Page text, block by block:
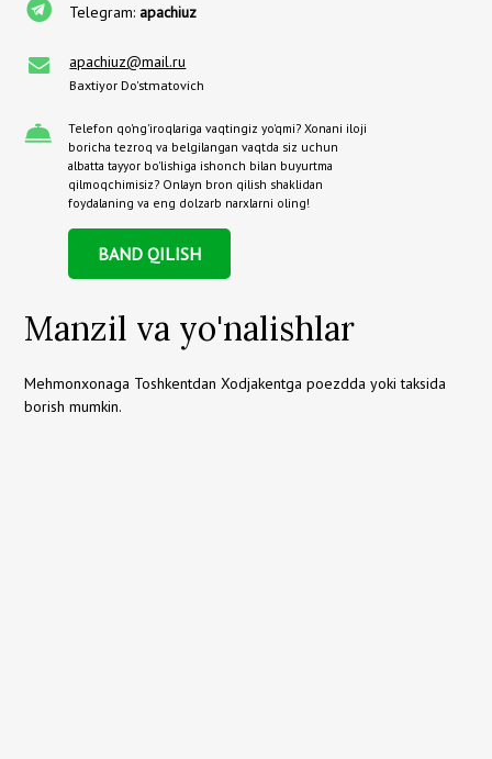
Telegram:apachiuz
apachiuz@mail.ru
Baxtiyor Do'stmatovich
Telefon qo'ng'iroqlariga vaqtingiz yo'qmi? Xonani iloji
boricha tezroq va belgilangan vaqtda siz uchun
albatta tayyor bo'lishiga ishonch bilan buyurtma
qilmoqchimisiz? Onlayn bron qilish shaklidan
foydalaning va eng dolzarb narxlarni oling!
BAND QILISH
Manzil va yo'nalishlar
Mehmonxonaga Toshkentdan Xodjakentga poezdda yoki taksida
borish mumkin.